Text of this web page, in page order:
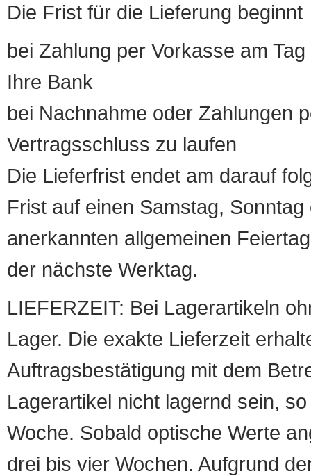
Die Frist für die Lieferung beginnt
bei Zahlung per Vorkasse am
Ihre Bank
bei Nachnahme oder Zahlungen
Vertragsschluss zu laufen
Die Lieferfrist endet am darauf
Frist auf einen Samstag,
anerkannten allgemeinen
der nächste Werktag.
LIEFERZEIT: Bei Lagerartikeln
Lager. Die exakte Lieferzeit
Auftragsbestätigung mit dem
Lagerartikel nicht lagernd sein,
Woche. Sobald optische Werte
drei bis vier Wochen. Aufgrund